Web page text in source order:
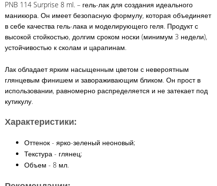
PNB 114 Surprise 8 ml. – гель-лак для создания идеального
маникюра. Он имеет безопасную формулу, которая объединяет
в себе качества гель-лака и моделирующего геля. Продукт с
высокой стойкостью, долгим сроком носки (минимум 3 недели),
устойчивостью к сколам и царапинам.
Лак обладает ярким насыщенным цветом с невероятным
глянцевым финишем и завораживающим бликом. Он прост в
использовании, равномерно распределяется и не затекает под
кутикулу.
Характеристики:
Оттенок - ярко-зеленый неоновый;
Текстура - глянец;
Объем - 8 мл.